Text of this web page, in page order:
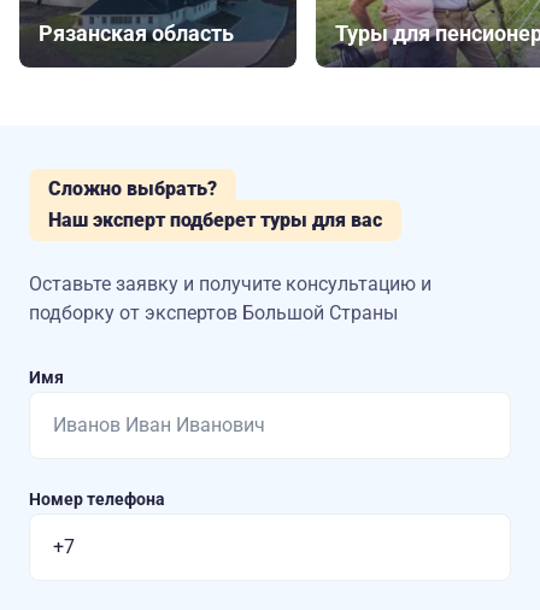
Рязанская область Туры для
Сложно выбрать?
Наш эксперт подберет туры для вас
Оставьте заявку и получите консультацию и
подборку от экспертов Большой Страны
Имя
Номер телефона